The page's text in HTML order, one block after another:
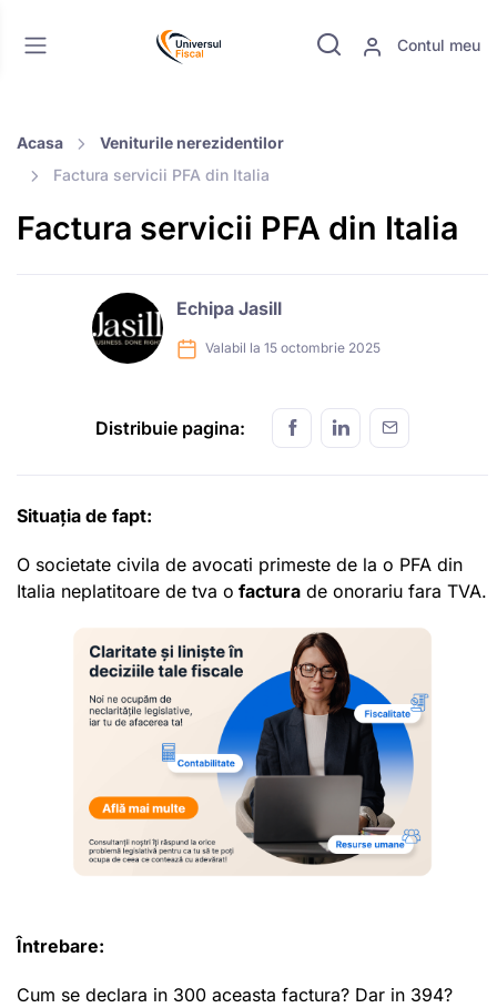
Contul meu
Acasa
Veniturile nerezidentilor
Factura servicii PFA din Italia
Factura servicii PFA din Italia
Echipa Jasill
Valabil la 15 octombrie 2025
Distribuie pagina:
Situația de fapt:
O societate civila de avocati primeste de la o PFA din
Italia neplatitoare de tva o factura de onorariu fara TVA.
Întrebare:
Cum se declara in 300 aceasta factura? Dar in 394?